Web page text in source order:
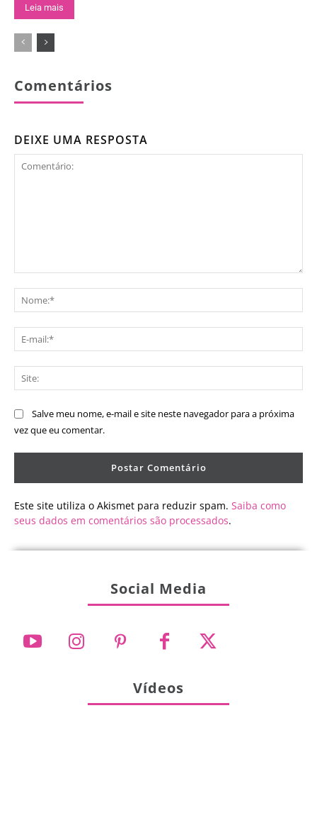
Leia mais
Comentários
DEIXE UMA RESPOSTA
Salve meu nome, e-mail e site neste navegador para a próxima
vez que eu comentar.
Este site utiliza o Akismet para reduzir spam. Saiba como
seus dados em comentários são processados.
Social Media
Vídeos